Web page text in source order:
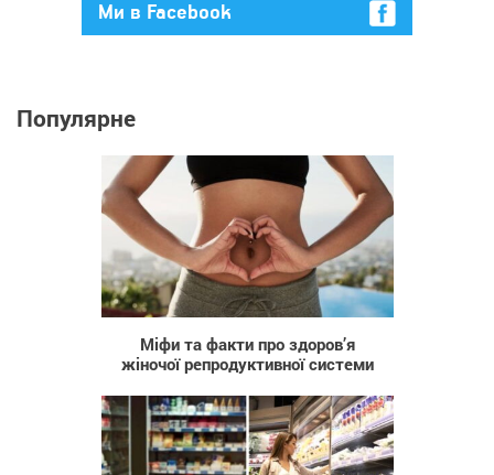
Ми в Facebook
Популярне
32
Міфи та факти про здоров’я
жіночої репродуктивної системи